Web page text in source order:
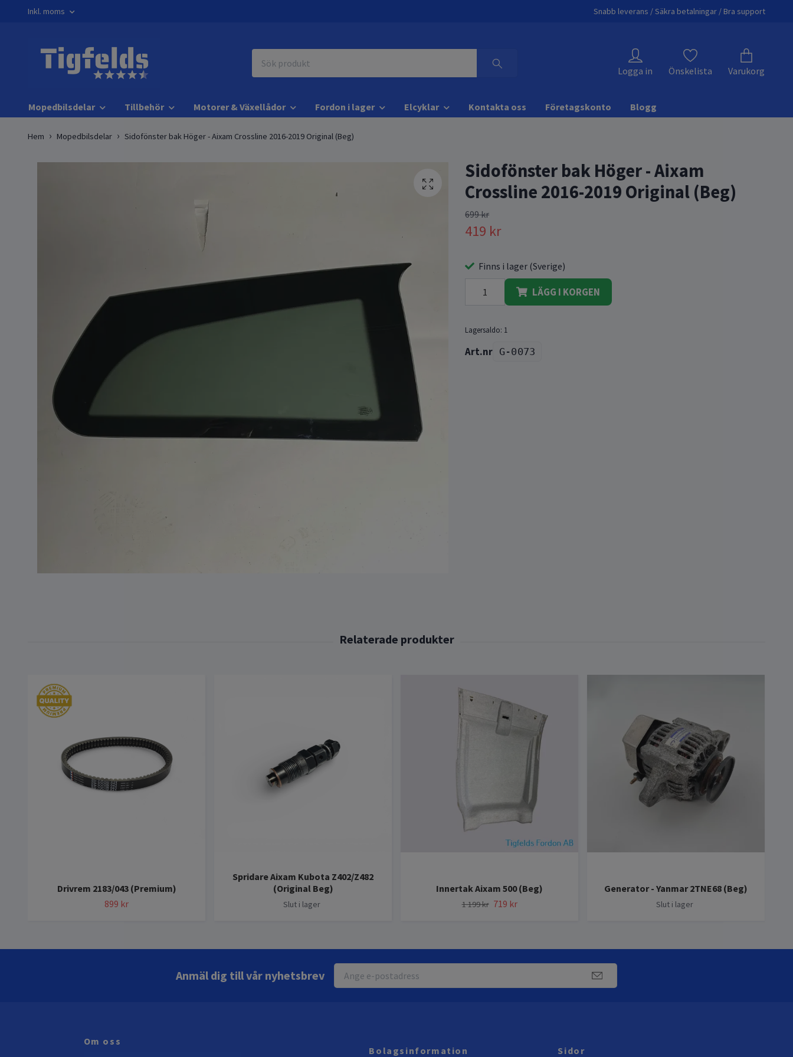
Inkl. moms Snabb leverans / Säkra betalningar / Bra support
Logga in Önskelista Varukorg
Mopedbilsdelar Tillbehör Motorer & Växellådor Fordon i lager Elcyklar Kontakta oss Företagskonto Blogg
Hem Mopedbilsdelar Sidofönster bak Höger - Aixam Crossline 2016-2019 Original (Beg)
Sidofönster bak Höger - Aixam
Crossline 2016-2019 Original (Beg)
699 kr
419 kr
Finns i lager (Sverige)
LÄGG I KORGEN
Lagersaldo: 1
G-0073
Drivrem 2183/043 (Premium)
899 kr
Spridare Aixam Kubota Z402/Z482
(Original Beg)
Slut i lager
Innertak Aixam 500 (Beg)
1 199 kr 719 kr
Generator - Yanmar 2TNE68 (Beg)
Slut i lager
Anmäl dig till vår nyhetsbrev
Om oss
Bolagsinformation
Sidor